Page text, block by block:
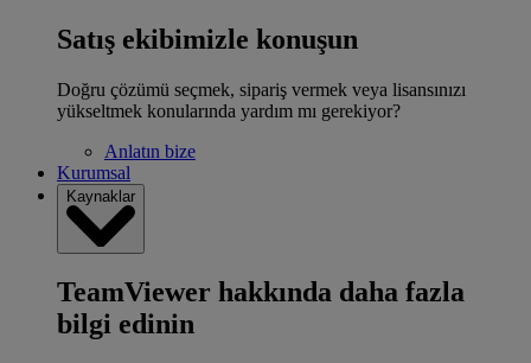
Satış ekibimizle konuşun
Doğru çözümü seçmek, sipariş vermek veya lisansınızı
yükseltmek konularında yardım mı gerekiyor?
Anlatın bize
Kurumsal
Kaynaklar
TeamViewer hakkında daha fazla
bilgi edinin